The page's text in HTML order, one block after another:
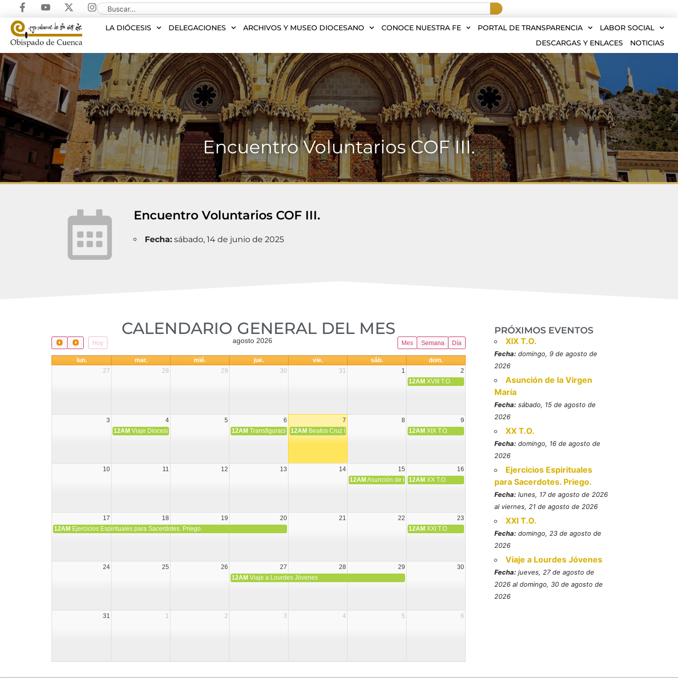
LA DIÓCESIS DELEGACIONES ARCHIVOS Y MUSEO DIOCESANO CONOCE NUESTRA FE PORTAL DE TRANSPARENCIA
LABOR SOCIAL
DESCARGAS Y ENLACES
NOTICIAS
Encuentro Voluntarios COF III.
Encuentro Voluntarios COF III.
Fecha:sábado, 14 de junio de 2025
CALENDARIO GENERAL DEL MES​
Hoy Mes Semana Día
agosto 2026
lun. mar. mié. jue. vie. sáb.
dom.
27
28 29 30 31 1
2
12AM XVIII T.O.
3 4 5 6 7 8
9
12AM Viaje Diocesano a Japón. 12AM Transfiguración del Señor
12AM Beatos Cruz Laplana, obispo, y Fernando Español, presbítero, mártires (MO)
12AM XIX T.O.
10 11 12 13 14 15
16
12AM Asunción de la Virgen María
12AM XX T.O.
17 18 19 20 21 22
23
12AM Ejercicios Espirituales para Sacerdotes. Priego. 12AM XXI T.O.
24 25 26 27 28 29
30
12AM Viaje a Lourdes Jóvenes
31 1 2 3 4 5 6
PRÓXIMOS EVENTOS
XIX T.O.
Fecha: domingo, 9 de agosto de
2026
Asunción de la Virgen
María
Fecha: sábado, 15 de agosto de
2026
XX T.O.
Fecha: domingo, 16 de agosto de
2026
Ejercicios Espirituales
para Sacerdotes. Priego.
Fecha: lunes, 17 de agosto de 2026
al viernes, 21 de agosto de 2026
XXI T.O.
Fecha: domingo, 23 de agosto de
2026
Viaje a Lourdes Jóvenes
Fecha: jueves, 27 de agosto de
2026 al domingo, 30 de agosto de
2026